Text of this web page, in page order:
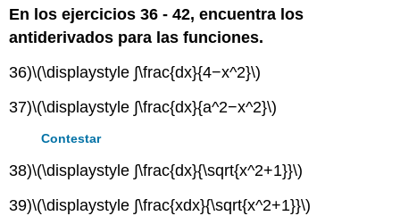
En los ejercicios 36 - 42, encuentra los
antiderivados para las funciones.
36)\(\displaystyle ∫\frac{dx}{4−x^2}\)
37)\(\displaystyle ∫\frac{dx}{a^2−x^2}\)
Contestar
38)\(\displaystyle ∫\frac{dx}{\sqrt{x^2+1}}\)
39)\(\displaystyle ∫\frac{xdx}{\sqrt{x^2+1}}\)